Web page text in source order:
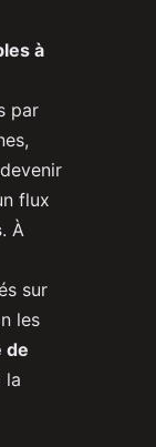
à
par
devenir
flux
. À
sur
les
de
la